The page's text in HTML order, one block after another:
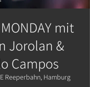
mit
Jorolan &
Campos
Reeperbahn, Hamburg